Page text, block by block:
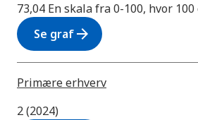
73,04 En skala fra 0-100, hvor
Se grafarrow_forward
Primære erhverv
2 (2024)